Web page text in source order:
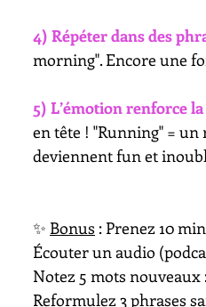
4) Répéter dans des
morning". Encore une
5) L’émotion renforce
en tête ! "Running" =
deviennent fun et
✨​ Bonus : Prenez 10
Écouter un audio
Notez 5 mots
Reformulez 3 phrases